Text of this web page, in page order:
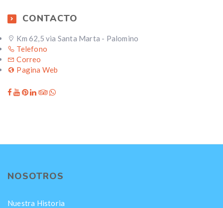
CONTACTO
Km 62,5 via Santa Marta - Palomino
Telefono
Correo
Pagina Web
NOSOTROS
Nuestra Historia